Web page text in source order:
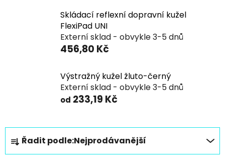
Skládací reflexní dopravní kužel
FlexiPad UNI
Externí sklad - obvykle 3-5 dnů
456,80 Kč
Výstražný kužel žluto-černý
Externí sklad - obvykle 3-5 dnů
od 233,19 Kč
Ř
a
z
Řadit podle:Nejprodávanější